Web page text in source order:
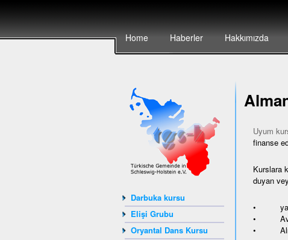
Home Haberler Hakkımızda
Darbuka kursu
Elişi Grubu
Oryantal Dans Kursu
Uyum
finanse
Kurslara
duyan
•
•
•